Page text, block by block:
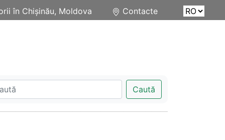
Contacte
în Chișinău, Moldova
Caută